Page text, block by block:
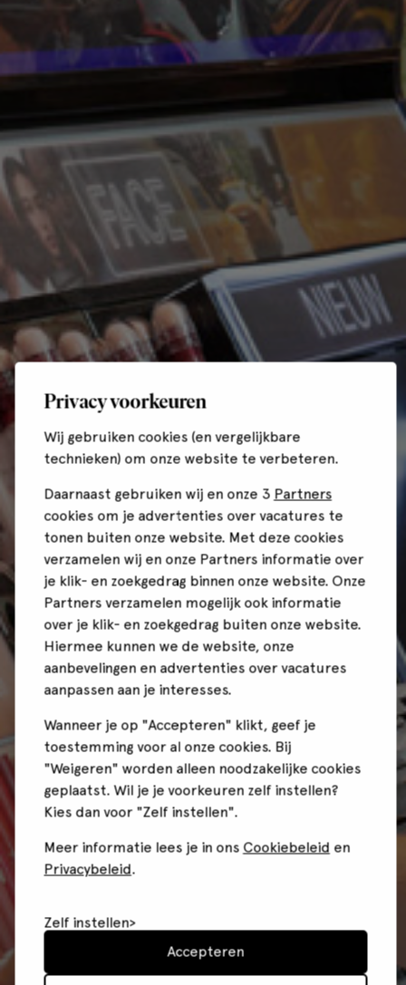
Privacy voorkeuren
Wij gebruiken cookies (en vergelijkbare
technieken) om onze website te verbeteren.
Daarnaast gebruiken wij en onze 3 Partners
cookies om je advertenties over vacatures te
tonen buiten onze website. Met deze cookies
verzamelen wij en onze Partners informatie over
je klik- en zoekgedrag binnen onze website. Onze
Partners verzamelen mogelijk ook informatie
over je klik- en zoekgedrag buiten onze website.
Hiermee kunnen we de website, onze
aanbevelingen en advertenties over vacatures
aanpassen aan je interesses.
Wanneer je op "Accepteren" klikt, geef je
toestemming voor al onze cookies. Bij
"Weigeren" worden alleen noodzakelijke cookies
geplaatst. Wil je je voorkeuren zelf instellen?
Kies dan voor "Zelf instellen".
Meer informatie lees je in ons Cookiebeleid en
Privacybeleid.
Zelf instellen
Accepteren